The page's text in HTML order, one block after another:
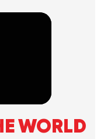
WORLD